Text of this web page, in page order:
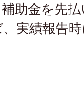
助金を先
実績報告